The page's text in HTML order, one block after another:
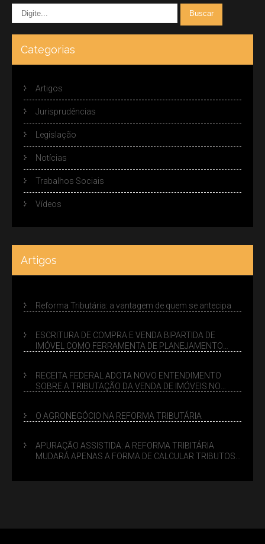
Categorias
Artigos
Jurisprudências
Legislação
Notícias
Trabalhos Sociais
Vídeos
Artigos
Reforma Tributária: a vantagem de quem se antecipa
ESCRITURA DE COMPRA E VENDA BIPARTIDA DE
IMÓVEL COMO FERRAMENTA DE PLANEJAMENTO
RECEITA FEDERAL ADOTA NOVO ENTENDIMENTO
SOBRE A TRIBUTAÇÃO DA VENDA DE IMÓVEIS NO
O AGRONEGÓCIO NA REFORMA TRIBUTÁRIA
APURAÇÃO ASSISTIDA: A REFORMA TRIBITÁRIA
MUDARÁ APENAS A FORMA DE CALCULAR TRIBUTOS